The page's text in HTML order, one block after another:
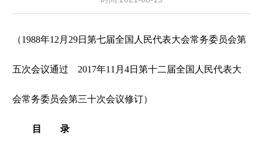
（1988年12月29日第七届全国人民代表大会常务委员会第
五次会议通过 2017年11月4日第十二届全国人民代表大
会常务委员会第三十次会议修订）
目 录